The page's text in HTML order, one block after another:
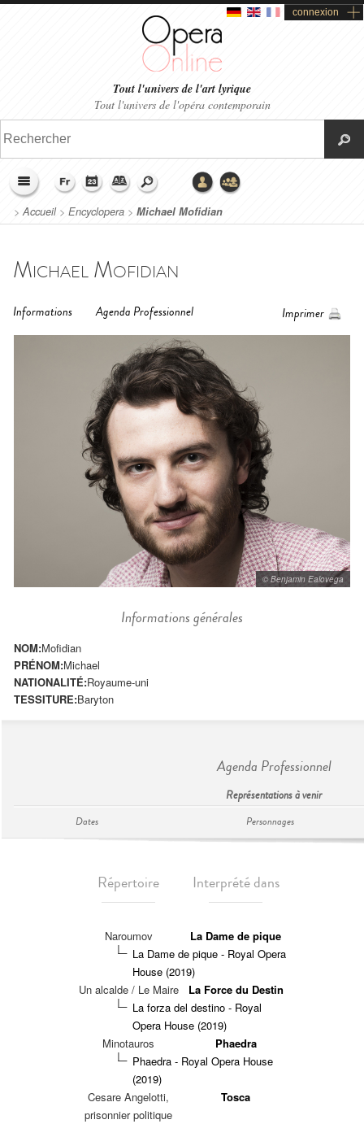
connexion
Tout l'univers de l'art lyrique
Tout l'univers de l'opéra contemporain
>Accueil> Encyclopera > Michael Mofidian
Michael Mofidian
Informations Agenda Professionnel Imprimer
© Benjamin Ealovega
Informations générales
NOM:Mofidian
PRÉNOM:Michael
NATIONALITÉ:Royaume-uni
TESSITURE:Baryton
Agenda Professionnel
Représentations à venir
Dates Personnages
Répertoire Interprété dans
Naroumov
La Dame de pique
La Dame de pique - Royal Opera
House (2019)
Un alcalde / Le Maire
La Force du Destin
La forza del destino - Royal
Opera House (2019)
Minotauros
Phaedra
Phaedra - Royal Opera House
(2019)
Cesare Angelotti,
prisonnier politique
Tosca